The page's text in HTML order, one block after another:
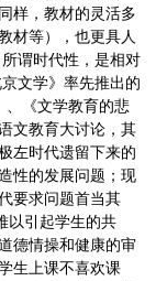
样，教材的灵活多
材等），也更具人
谓时代性，是相对
文学》率先推出的
、《文学教育的悲
文教育大讨论，其
左时代遗留下来的
性的发展问题；现
要求问题首当其
以引起学生的共
德情操和健康的审
生上课不喜欢课